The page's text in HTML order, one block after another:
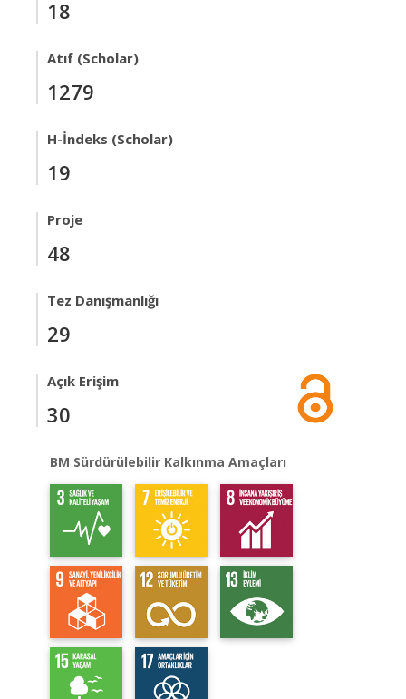
18
Atıf (Scholar)
1279
H-İndeks (Scholar)
19
Proje
48
Tez Danışmanlığı
29
Açık Erişim
30
BM Sürdürülebilir Kalkınma Amaçları